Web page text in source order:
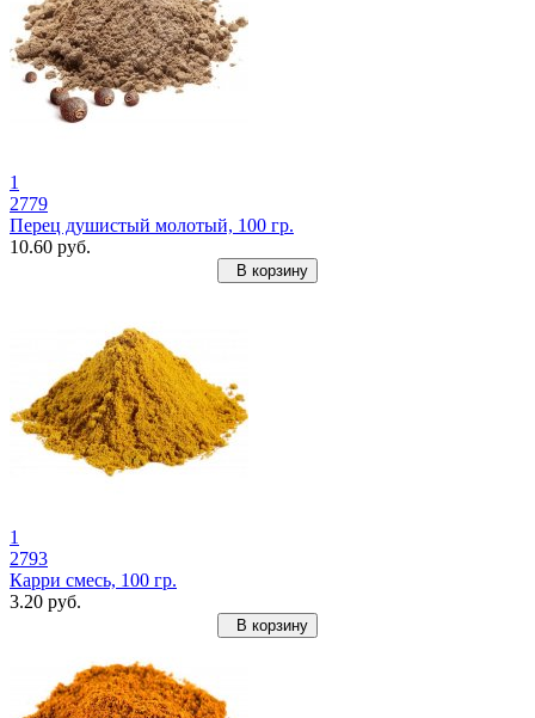
1
2779
Перец душистый молотый, 100 гр.
10.60 руб.
В корзину
1
2793
Карри смесь, 100 гр.
3.20 руб.
В корзину